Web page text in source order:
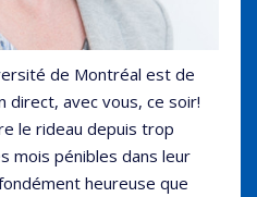
de Montréal est de
direct, avec vous, ce soir!
le rideau depuis trop
mois pénibles dans leur
heureuse que